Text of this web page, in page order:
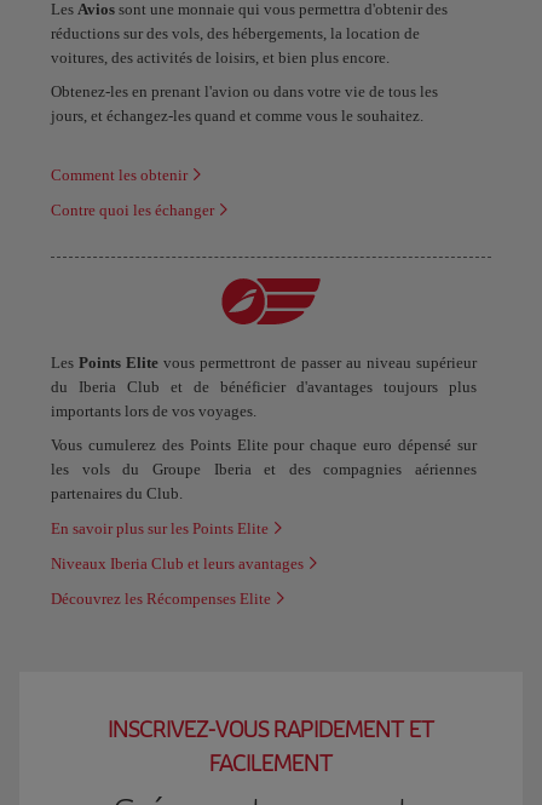
Les Aviossont une monnaie qui vous permettra d'obtenir des
réductions sur des vols, des hébergements, la location de
voitures, des activités de loisirs, et bien plus encore.
Obtenez-les en prenant l'avion ou dans votre vie de tous les
jours, et échangez-les quand et comme vous le souhaitez.
Comment les obtenir
Contre quoi les échanger
LesPoints Elite vous permettront de passer au niveau supérieur
du Iberia Club et de bénéficier d'avantages toujours plus
importants lors de vos voyages.
Vous cumulerez des Points Elite pour chaque euro dépensé sur
les vols du Groupe Iberia et des compagnies aériennes
partenaires du Club.
En savoir plus sur les Points Elite
Niveaux Iberia Club et leurs avantages
Découvrez les Récompenses Elite
INSCRIVEZ-VOUS RAPIDEMENT ET
FACILEMENT